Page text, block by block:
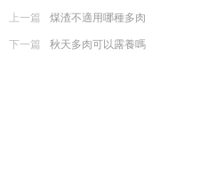
上一篇
煤渣不適用哪種多肉
下一篇
秋天多肉可以露養嗎